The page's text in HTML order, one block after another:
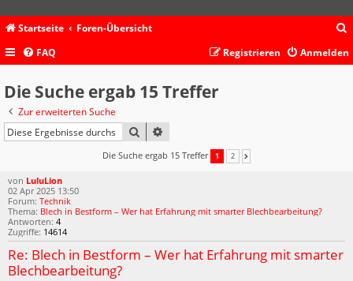
Startseite Foren-Übersicht
c
FAQ Anmelden
Registrieren
Die Suche ergab 15 Treffer
Zur erweiterten Suche
SUCHE
Die Suche ergab 15 Treffer 1 2
von LuluLion
02 Apr 2025 13:50
Forum: Technik
Thema: Blech in Bestform – Wer hat Erfahrung mit smarter Blechbearbeitung?
Antworten: 4
Zugriffe: 14614
Re: Blech in Bestform – Wer hat Erfahrung mit smarter
Blechbearbeitung?